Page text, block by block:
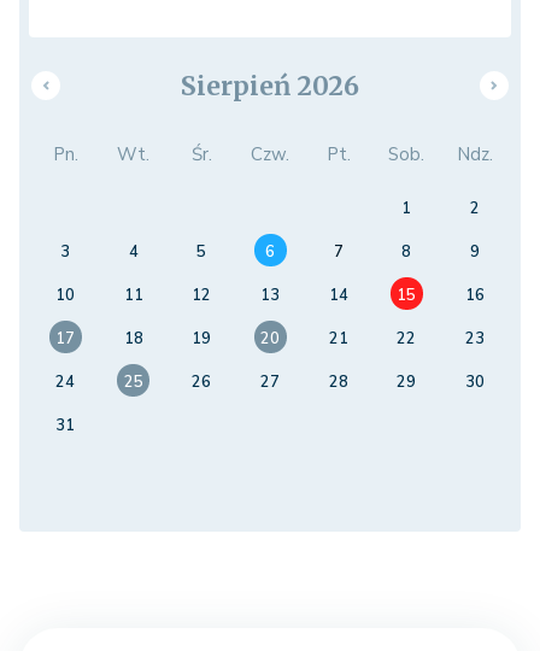
Sierpień 2026
Pn. Wt. Śr. Czw. Pt. Sob. Ndz.
1
2
3
4 5 6 7 8
9
10
11 12 13 14 15
16
17
18 19 20 21 22
23
24
25 26 27 28 29
30
31